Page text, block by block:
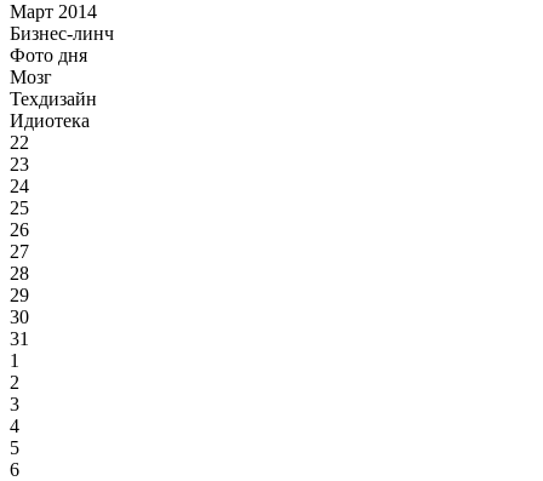
Март 2014
Бизнес-линч
Фото дня
Мозг
Техдизайн
Идиотека
22
23
24
25
26
27
28
29
30
31
1
2
3
4
5
6